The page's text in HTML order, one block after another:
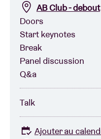
BRDCST
ABtv
Chèque-concert
À propos de l'AB
Contact
AB Club - debout
Doors
Start keynotes
Break
Panel discussion
Q&a
Talk
Ajouter au